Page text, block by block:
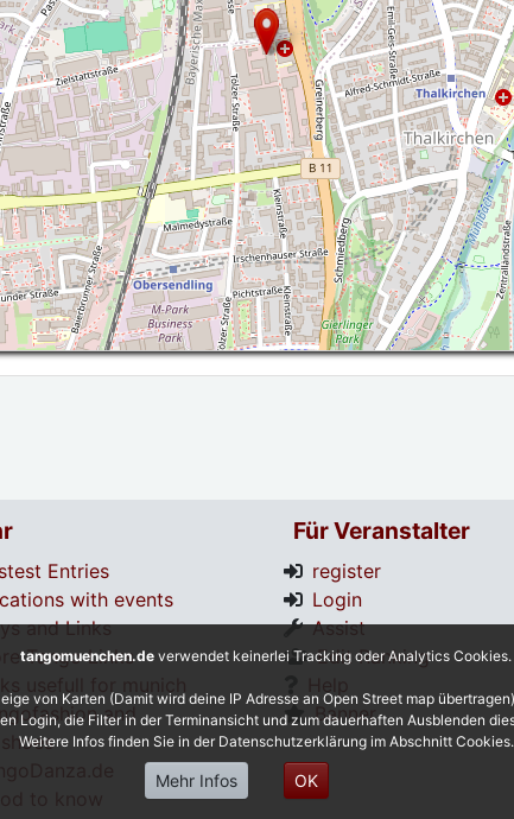
Entries
with events
and Links
Tango Links
and
Für Veranstalter
register
Login
Assist
Edit Ranking
Banner
tangomuenchen.de verwendet keinerlei Tracking oder Analytics Cookies.
von Karten (Damit wird deine IP Adresse an Open Street map
Login, die Filter in der Terminansicht und zum dauerhaften Ausblenden
Weitere Infos finden Sie in der Datenschutzerklärung im Abschnitt Cookies.
Mehr Infos OK